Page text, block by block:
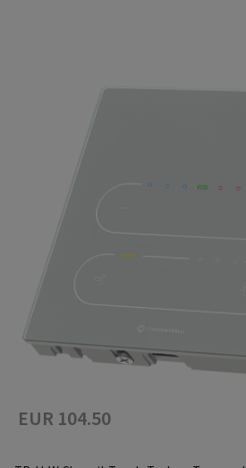
EUR 104.50